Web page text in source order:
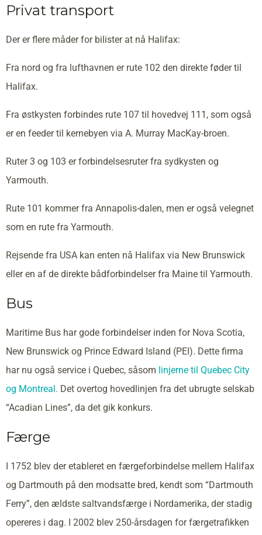
Privat transport
Der er flere måder for bilister at nå Halifax:
Fra nord og fra lufthavnen er rute 102 den direkte føder til
Halifax.
Fra østkysten forbindes rute 107 til hovedvej 111, som også
er en feeder til kernebyen via A. Murray MacKay-broen.
Ruter 3 og 103 er forbindelsesruter fra sydkysten og
Yarmouth.
Rute 101 kommer fra Annapolis-dalen, men er også velegnet
som en rute fra Yarmouth.
Rejsende fra USA kan enten nå Halifax via New Brunswick
eller en af de direkte bådforbindelser fra Maine til Yarmouth.
Bus
Maritime Bus har gode forbindelser inden for Nova Scotia,
New Brunswick og Prince Edward Island (PEI). Dette firma
har nu også service i Quebec, såsom linjerne til Quebec City
og Montreal. Det overtog hovedlinjen fra det ubrugte selskab
“Acadian Lines”, da det gik konkurs.
Færge
I 1752 blev der etableret en færgeforbindelse mellem Halifax
og Dartmouth på den modsatte bred, kendt som “Dartmouth
Ferry”, den ældste saltvandsfærge i Nordamerika, der stadig
opereres i dag. I 2002 blev 250-årsdagen for færgetrafikken